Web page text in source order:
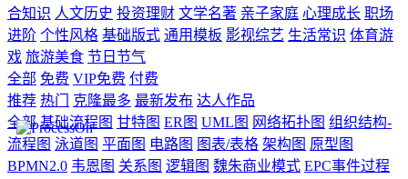
合知识 人文历史 投资理财 文学名著 亲子家庭 心理成长 职场
进阶 个性风格 基础版式 通用模板 影视综艺 生活常识 体育游
戏 旅游美食 节日节气
全部 免费 VIP免费 付费
推荐 热门 克隆最多 最新发布 达人作品
全部 基础流程图 甘特图 ER图 UML图 网络拓扑图 组织结构-
流程图 泳道图 平面图 电路图 图表/表格 架构图 原型图
BPMN2.0 韦恩图 关系图 逻辑图 魏朱商业模式 EPC事件过程